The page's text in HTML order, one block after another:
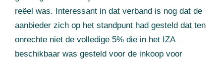
reëel was. Interessant in dat verband is nog dat de
aanbieder zich op het standpunt had gesteld dat ten
onrechte niet de volledige 5% die in het IZA
beschikbaar was gesteld voor de inkoop voor